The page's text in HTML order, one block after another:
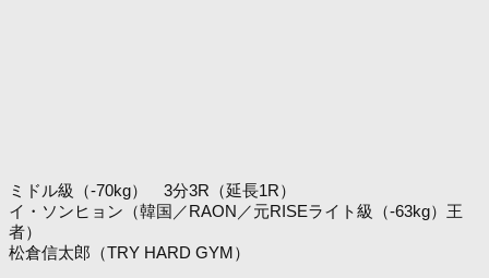
ミドル級（-70kg） 3分3R（延長1R）
イ・ソンヒョン（韓国／RAON／元RISEライト級（-63kg）王
者）
松倉信太郎（TRY HARD GYM）